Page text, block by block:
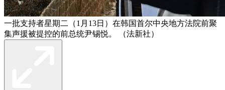
一批支持者星期二（1月13日）在韩国首尔中央地方法院前聚
集声援被提控的前总统尹锡悦。 （法新社）